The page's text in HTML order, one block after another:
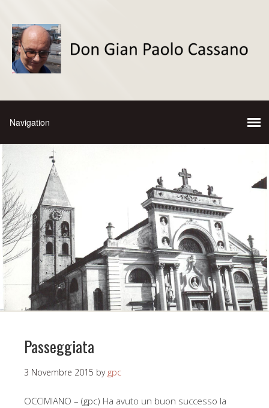
Passeggiata
3 Novembre 2015 by gpc
OCCIMIANO – (gpc) Ha avuto un buon successo la